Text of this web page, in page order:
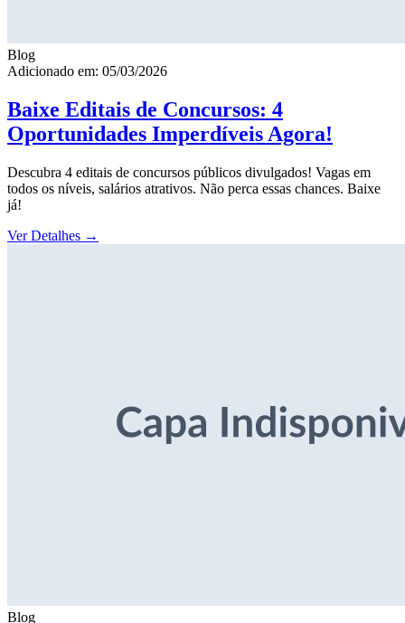
Blog
Adicionado em: 05/03/2026
Baixe Editais de Concursos: 4
Oportunidades Imperdíveis Agora!
Descubra 4 editais de concursos públicos divulgados! Vagas em
todos os níveis, salários atrativos. Não perca essas chances. Baixe
já!
Ver Detalhes →
Blog